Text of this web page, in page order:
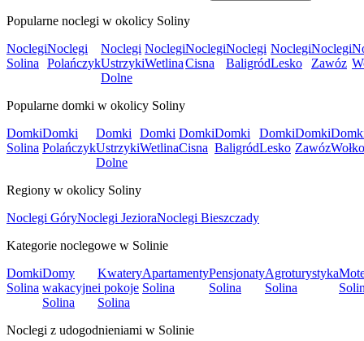
Popularne noclegi w okolicy Soliny
Noclegi
Solina
Noclegi
Polańczyk
Noclegi
Ustrzyki
Dolne
Noclegi
Wetlina
Noclegi
Cisna
Noclegi
Baligród
Noclegi
Lesko
Noclegi
Zawóz
Popularne domki w okolicy Soliny
Domki
Solina
Domki
Polańczyk
Domki
Ustrzyki
Dolne
Domki
Wetlina
Domki
Cisna
Domki
Baligród
Domki
Lesko
Domki
Zawóz
Regiony w okolicy Soliny
Noclegi GóryNoclegi JezioraNoclegi Bieszczady
Kategorie noclegowe w Solinie
Domki
Solina
Domy
wakacyjne
Solina
Kwatery
i pokoje
Solina
Apartamenty
Solina
Pensjonaty
Solina
Agroturystyka
Solina
Noclegi z udogodnieniami w Solinie